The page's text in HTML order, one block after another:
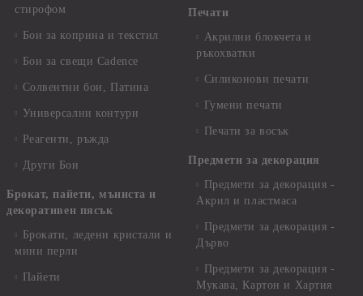
стирофом
Бои за коприна и текстил
Бои за свещи Cadence
Солвентни бои, Патина
Универсални контури
Реагенти, ръжда
Други Бои
Брокат, пайети, мъниста и
декоративен пясък
Брокати, ледени кристали и
мини перли
Пайети
Печати
Акрилни блокчета и
ръкохватки
Силиконови печати
Гумени печати
Печати за восък
Предмети за декорация
Предмети за декорация -
Акрил и пластмаса
Предмети за декорация -
Дърво
Предмети за декорация -
Мукава, Картон и Хартия